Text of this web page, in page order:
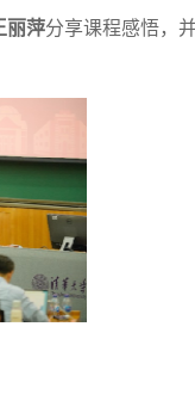
丽萍分享课程感悟，